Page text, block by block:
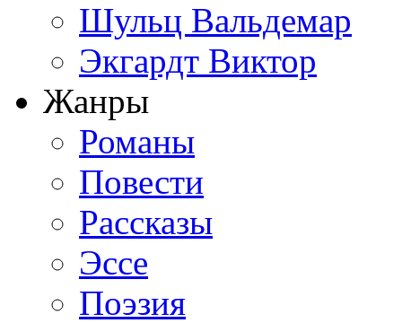
Шульц Вальдемар
Экгардт Виктор
Жанры
Романы
Повести
Рассказы
Эссе
Поэзия